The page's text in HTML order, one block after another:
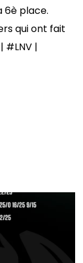
6è place.
qui ont fait
#LNV |